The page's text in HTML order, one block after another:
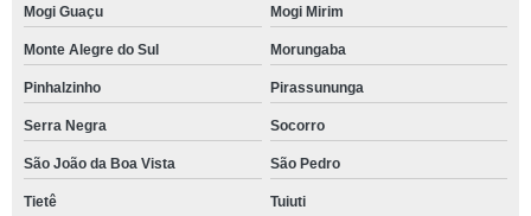
Mogi Guaçu Mogi Mirim
Monte Alegre do Sul Morungaba
Pinhalzinho Pirassununga
Serra Negra Socorro
São João da Boa Vista São Pedro
Tietê Tuiuti